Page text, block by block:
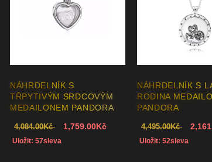
NÁHRDELNÍK S NAVŽDY
SRDCE MEDAILONEM
PANDORA
4,495.00Kč 2,161.00Kč
Uložit: 52sleva